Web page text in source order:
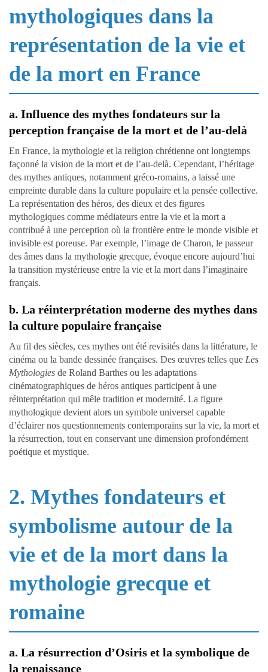
mythologiques dans la
représentation de la vie et
de la mort en France
a. Influence des mythes fondateurs sur la
perception française de la mort et de l’au-delà
En France, la mythologie et la religion chrétienne ont longtemps
façonné la vision de la mort et de l’au-delà. Cependant, l’héritage
des mythes antiques, notamment gréco-romains, a laissé une
empreinte durable dans la culture populaire et la pensée collective.
La représentation des héros, des dieux et des figures
mythologiques comme médiateurs entre la vie et la mort a
contribué à une perception où la frontière entre le monde visible et
invisible est poreuse. Par exemple, l’image de Charon, le passeur
des âmes dans la mythologie grecque, évoque encore aujourd’hui
la transition mystérieuse entre la vie et la mort dans l’imaginaire
français.
b. La réinterprétation moderne des mythes dans
la culture populaire française
Au fil des siècles, ces mythes ont été revisités dans la littérature, le
cinéma ou la bande dessinée françaises. Des œuvres telles que Les
Mythologies de Roland Barthes ou les adaptations
cinématographiques de héros antiques participent à une
réinterprétation qui mêle tradition et modernité. La figure
mythologique devient alors un symbole universel capable
d’éclairer nos questionnements contemporains sur la vie, la mort et
la résurrection, tout en conservant une dimension profondément
poétique et mystique.
2. Mythes fondateurs et
symbolisme autour de la
vie et de la mort dans la
mythologie grecque et
romaine
a. La résurrection d’Osiris et la symbolique de
la renaissance